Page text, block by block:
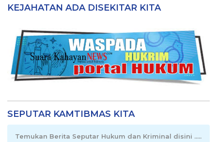
KEJAHATAN ADA DISEKITAR KITA
SEPUTAR KAMTIBMAS KITA
Temukan Berita Seputar Hukum dan Kriminal disini .....